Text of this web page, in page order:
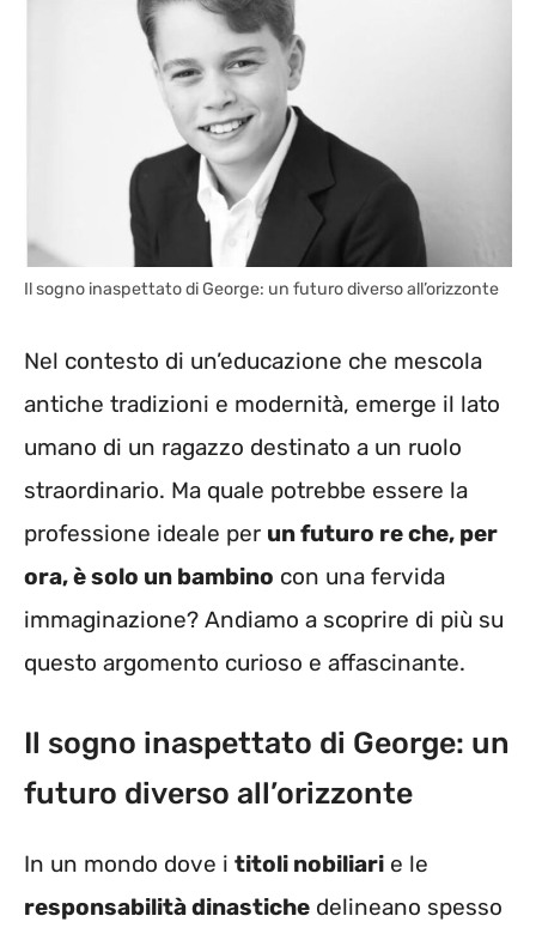
Il sogno inaspettato di George: un futuro diverso all’orizzonte
Nel contesto di un’educazione che mescola
antiche tradizioni e modernità, emerge il lato
umano di un ragazzo destinato a un ruolo
straordinario. Ma quale potrebbe essere la
professione ideale per un futuro re che, per
ora, è solo un bambino con una fervida
immaginazione? Andiamo a scoprire di più su
questo argomento curioso e affascinante.
Il sogno inaspettato di George: un
futuro diverso all’orizzonte
In un mondo dove i titoli nobiliari e le
responsabilità dinastiche delineano spesso